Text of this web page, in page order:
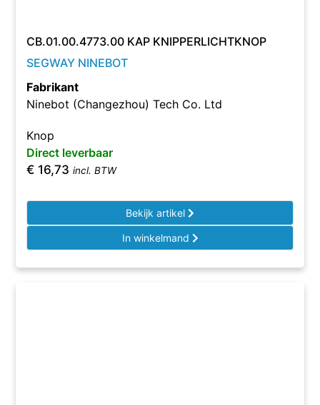
CB.01.00.4773.00 KAP KNIPPERLICHTKNOP
SEGWAY NINEBOT
Fabrikant
Ninebot (Changezhou) Tech Co. Ltd
Knop
Direct leverbaar
€ 16,73 incl. BTW
Bekijk artikel
In winkelmand